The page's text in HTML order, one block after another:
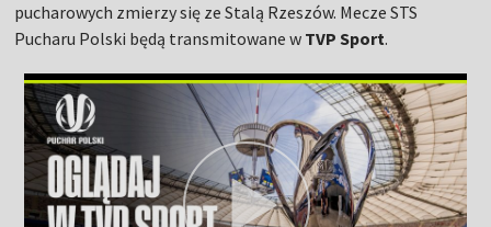
pucharowych zmierzy się ze Stalą Rzeszów. Mecze STS
Pucharu Polski będą transmitowane w TVP Sport.